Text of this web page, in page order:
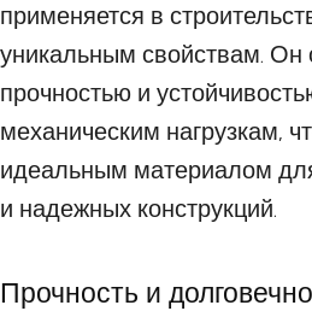
применяется в
уникальным свойствам. Он
прочностью и
механическим нагрузкам,
идеальным материалом
и надежных конструкций.
Прочность и